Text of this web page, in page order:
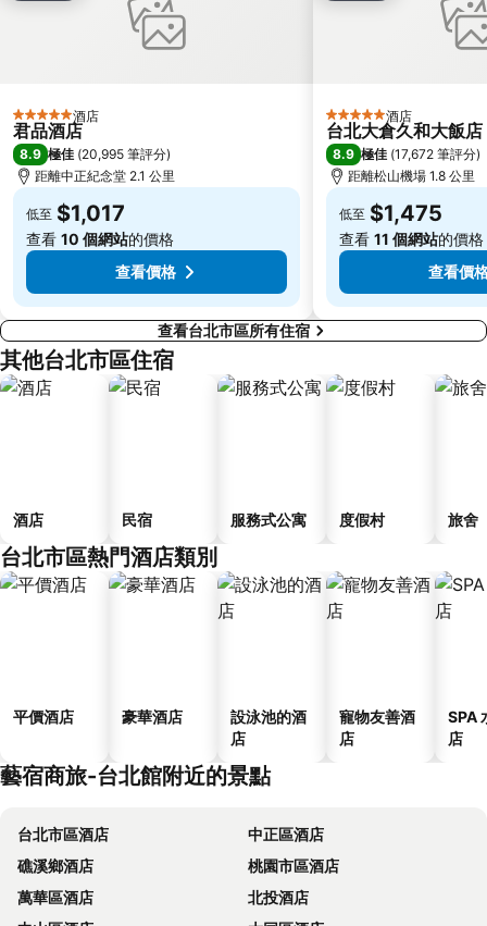
淡水老街
基隆廟口夜市
捷運民權西路站
行天宮
頂溪捷運站
永康街
大直美麗華
台北橋捷運站
5 星級 酒店
君品酒店
8.9 極佳 (20,995 筆評分)
距離中正紀念堂 2.1 公里
低至 $1,017
查看 10 個網站的價格
查看價格
5 星級 酒店
台北大倉久和大飯店
8.9 極佳 (17,672 筆評分)
距離松山機場 1.8 公里
低至 $1,475
查看 11 個網站的價格
查看價
查看台北市區所有住宿
其他台北市區住宿
酒店 民宿 服務式公寓 度假村 旅舍
台北市區熱門酒店類別
平價酒店 豪華酒店
設泳池的酒
店
寵物友善酒
店
SPA
店
藝宿商旅-台北館附近的景點
台北市區酒店
中正區酒店
礁溪鄉酒店
桃園市區酒店
萬華區酒店
北投酒店